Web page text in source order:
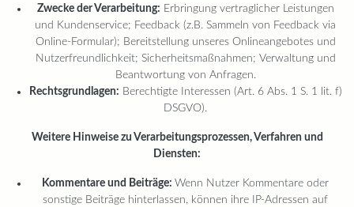
Zwecke der Verarbeitung: Erbringung vertraglicher Leistungen
und Kundenservice; Feedback (z.B. Sammeln von Feedback via
Online-Formular); Bereitstellung unseres Onlineangebotes und
Nutzerfreundlichkeit; Sicherheitsmaßnahmen; Verwaltung und
Beantwortung von Anfragen.
Rechtsgrundlagen: Berechtigte Interessen (Art. 6 Abs. 1 S. 1 lit. f)
DSGVO).
Weitere Hinweise zu Verarbeitungsprozessen, Verfahren und
Diensten:
Kommentare und Beiträge: Wenn Nutzer Kommentare oder
sonstige Beiträge hinterlassen, können ihre IP-Adressen auf